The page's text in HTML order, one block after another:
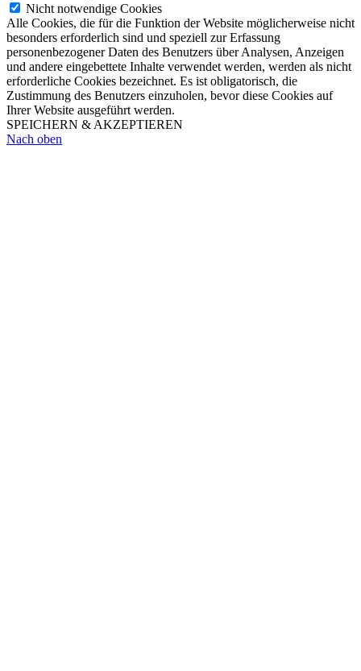
Nicht notwendige Cookies
Alle Cookies, die für die Funktion der Website möglicherweise nicht
besonders erforderlich sind und speziell zur Erfassung
personenbezogener Daten des Benutzers über Analysen, Anzeigen
und andere eingebettete Inhalte verwendet werden, werden als nicht
erforderliche Cookies bezeichnet. Es ist obligatorisch, die
Zustimmung des Benutzers einzuholen, bevor diese Cookies auf
Ihrer Website ausgeführt werden.
SPEICHERN & AKZEPTIEREN
Nach oben